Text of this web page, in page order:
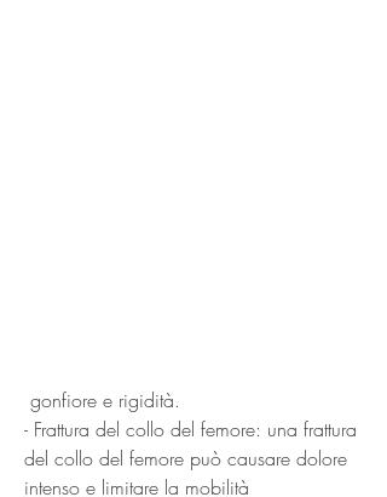
gonfiore e rigidità.
- Frattura del collo del femore: una frattura
del collo del femore può causare dolore
intenso e limitare la mobilità